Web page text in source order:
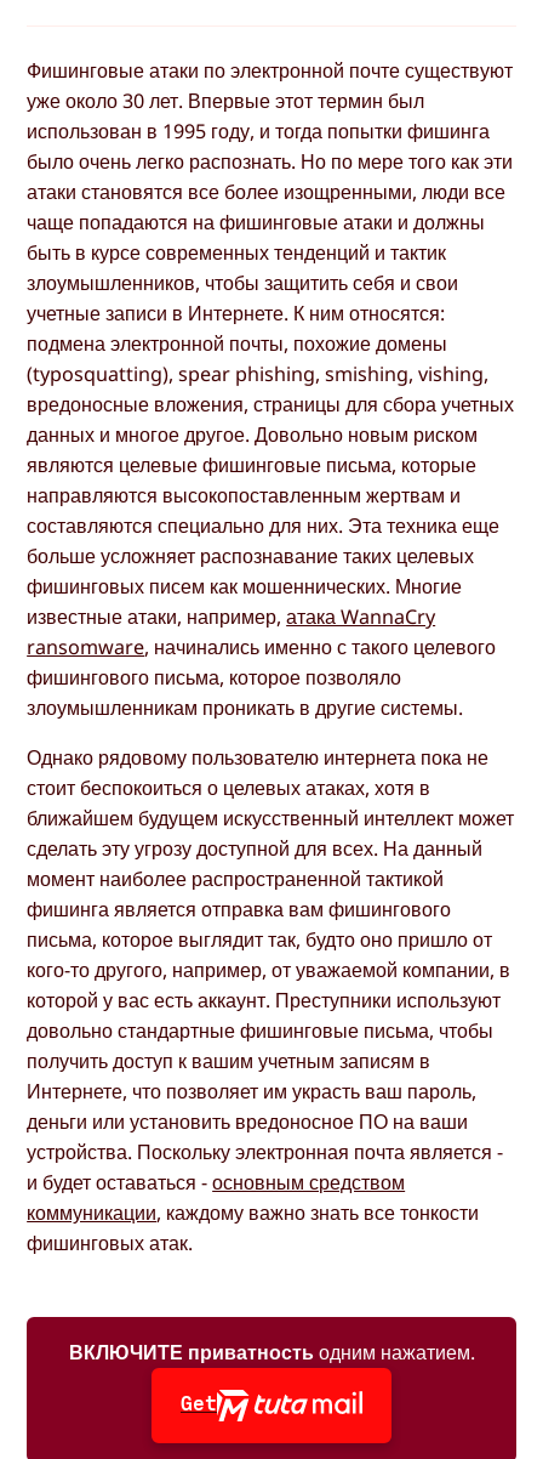
Фишинговые атаки по электронной почте существуют
уже около 30 лет. Впервые этот термин был
использован в 1995 году, и тогда попытки фишинга
было очень легко распознать. Но по мере того как эти
атаки становятся все более изощренными, люди все
чаще попадаются на фишинговые атаки и должны
быть в курсе современных тенденций и тактик
злоумышленников, чтобы защитить себя и свои
учетные записи в Интернете. К ним относятся:
подмена электронной почты, похожие домены
(typosquatting), spear phishing, smishing, vishing,
вредоносные вложения, страницы для сбора учетных
данных и многое другое. Довольно новым риском
являются целевые фишинговые письма, которые
направляются высокопоставленным жертвам и
составляются специально для них. Эта техника еще
больше усложняет распознавание таких целевых
фишинговых писем как мошеннических. Многие
известные атаки, например,атака WannaCry
ransomware, начинались именно с такого целевого
фишингового письма, которое позволяло
злоумышленникам проникать в другие системы.
Однако рядовому пользователю интернета пока не
стоит беспокоиться о целевых атаках, хотя в
ближайшем будущем искусственный интеллект может
сделать эту угрозу доступной для всех. На данный
момент наиболее распространенной тактикой
фишинга является отправка вам фишингового
письма, которое выглядит так, будто оно пришло от
кого-то другого, например, от уважаемой компании, в
которой у вас есть аккаунт. Преступники используют
довольно стандартные фишинговые письма, чтобы
получить доступ к вашим учетным записям в
Интернете, что позволяет им украсть ваш пароль,
деньги или установить вредоносное ПО на ваши
устройства. Поскольку электронная почта является -
и будет оставаться -основным средством
коммуникации, каждому важно знать все тонкости
фишинговых атак.
ВКЛЮЧИТЕ приватностьодним нажатием.
Get